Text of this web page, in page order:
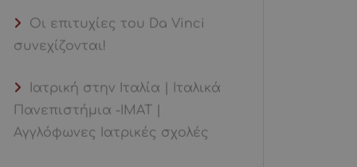
Οι επιτυχίες του Da Vinci
συνεχίζονται!
Ιατρική στην Ιταλία | Ιταλικά
Πανεπιστήμια -ΙΜΑΤ |
Αγγλόφωνες Ιατρικές σχολές